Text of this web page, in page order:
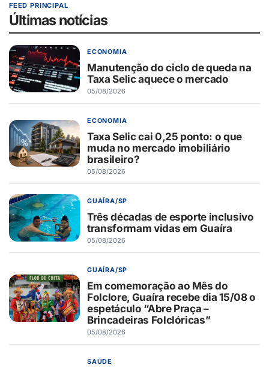
FEED PRINCIPAL
Últimas notícias
ECONOMIA
Manutenção do ciclo de queda na
Taxa Selic aquece o mercado
05/08/2026
ECONOMIA
Taxa Selic cai 0,25 ponto: o que
muda no mercado imobiliário
brasileiro?
05/08/2026
GUAÍRA/SP
Três décadas de esporte inclusivo
transformam vidas em Guaíra
05/08/2026
GUAÍRA/SP
Em comemoração ao Mês do
Folclore, Guaíra recebe dia 15/08 o
espetáculo “Abre Praça –
Brincadeiras Folclóricas”
05/08/2026
SAÚDE